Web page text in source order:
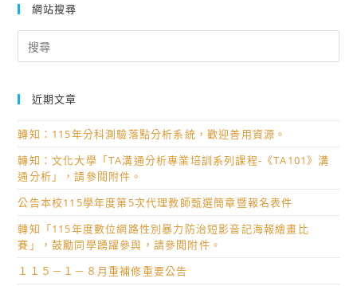
網站搜尋
for:
近期文章
轉知：115年分科測驗落點分析系統，歡迎善用資源。
轉知：文化大學「TA溝通分析專業培訓系列課程-《TA101》溝
通分析」，請參閱附件。
公告本校115學年度第5次代理教師甄選簡章暨報名表件
轉知「115年度數位網路性別暴力防治短影音記海報繪畫比
賽」，鼓勵同學踴躍參與，請參閱附件。
１１５－１－８月重補修重要公告